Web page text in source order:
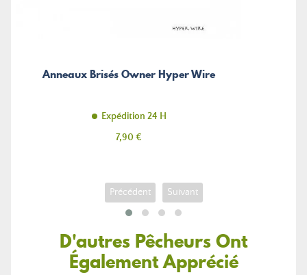
Anneaux Brisés Owner Hyper Wire
Expédition 24 H
Prix
7,90 €
Précédent Suivant
D'autres Pêcheurs Ont
Également Apprécié